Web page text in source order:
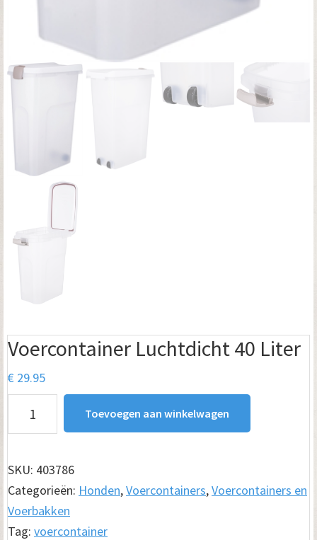
Voercontainer Luchtdicht 40 Liter
€ 29.95
Luchtdicht
Liter
aantal
Toevoegen aan winkelwagen
SKU: 403786
Categorieën: Honden,Voercontainers,Voercontainers en
Voerbakken
Tag: voercontainer